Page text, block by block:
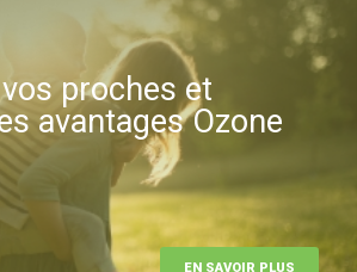
proches et
avantages Ozone
EN SAVOIR PLUS